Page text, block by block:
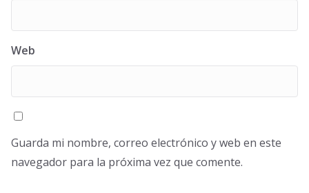
Web
Guarda mi nombre, correo electrónico y web en este
navegador para la próxima vez que comente.